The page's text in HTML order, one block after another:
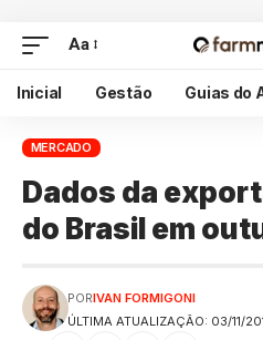
Aa
Inicial Gestão Guias do
MERCADO
Dados da
do Brasil em
ÚLTIMA ATUALIZAÇÃO: 03/11/
PORIVAN FORMIGONI